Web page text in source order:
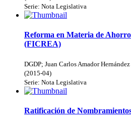
Serie: Nota Legislativa
Reforma en Materia de
(FICREA)
DGDP; Juan Carlos Amador Hernández
(2015-04)
Serie: Nota Legislativa
Ratificación de